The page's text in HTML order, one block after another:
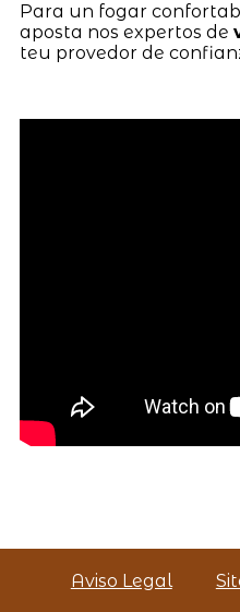
Para un fogar
aposta nos expertos de
teu provedor de
Aviso Legal